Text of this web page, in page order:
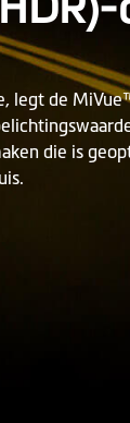
legt de
die is